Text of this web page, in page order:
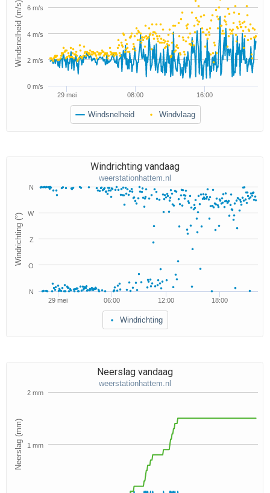
Windsnelheid (m/s)
Windsnelheid Windvlaag
29 mei 08:00 16:00
0 m/s
2 m/s
4 m/s
6 m/s
Windrichting (°)
Windrichting vandaag
weerstationhattem.nl
Windrichting
29 mei 06:00 12:00 18:00
N
O
Z
W
N
Neerslag (mm)
Neerslag vandaag
weerstationhattem.nl
1 mm
2 mm